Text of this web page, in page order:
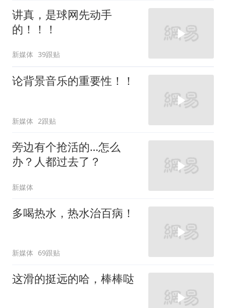
讲真，是球网先动手
的！！！
新媒体 39跟贴
论背景音乐的重要性！！
新媒体 2跟贴
旁边有个抢活的…怎么
办？人都过去了？
新媒体
多喝热水，热水治百病！
新媒体 69跟贴
这滑的挺远的哈，棒棒哒